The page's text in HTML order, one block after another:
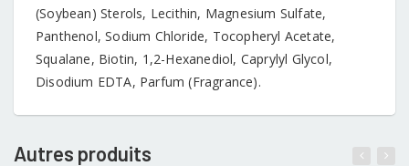
(Soybean) Sterols, Lecithin, Magnesium Sulfate,
Panthenol, Sodium Chloride, Tocopheryl Acetate,
Squalane, Biotin, 1,2-Hexanediol, Caprylyl Glycol,
Disodium EDTA, Parfum (Fragrance).
Autres produits